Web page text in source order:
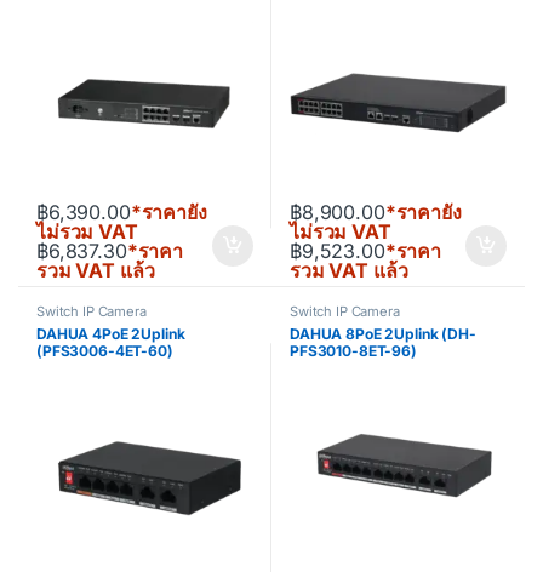
฿6,390.00*ราคายัง
ไม่รวม VAT
฿6,837.30*ราคา
รวม VAT แล้ว
฿8,900.00*ราคายัง
ไม่รวม VAT
฿9,523.00*ราคา
รวม VAT แล้ว
Switch IP Camera
DAHUA 4PoE 2Uplink
(PFS3006-4ET-60)
Switch IP Camera
DAHUA 8PoE 2Uplink (DH-
PFS3010-8ET-96)